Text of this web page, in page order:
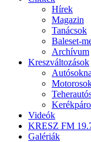
Hírek
Magazin
Tanácsok
Baleset-
Archívum
Kreszváltozások
Videók
KRESZ FM
Galériák